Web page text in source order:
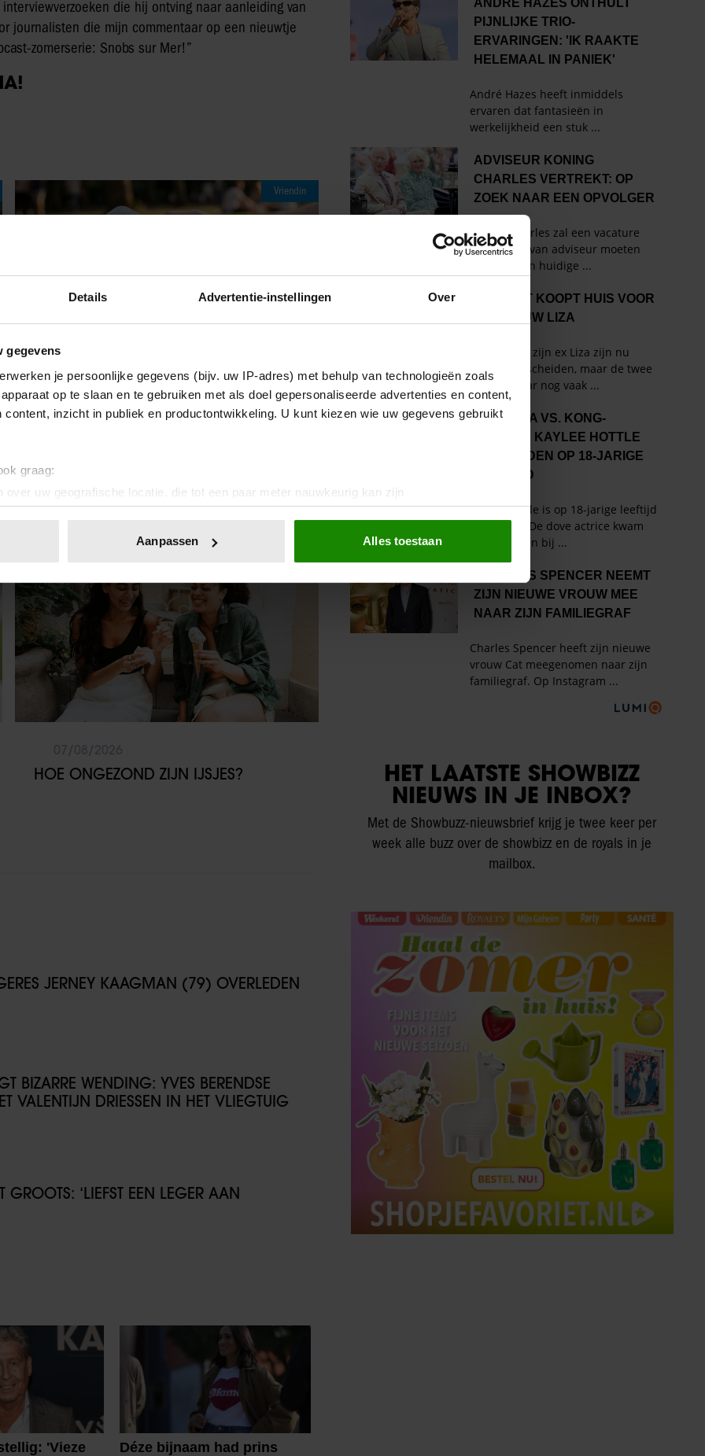
Details Advertentie-instellingen Over
gegevens
je persoonlijke gegevens (bijv. uw IP-adres) met behulp van technologieën zoals
op te slaan en te gebruiken met als doel gepersonaliseerde advertenties en content,
content, inzicht in publiek en productontwikkeling. U kunt kiezen wie uw gegevens gebruikt
graag:
over uw geografische locatie, die tot een paar meter nauwkeurig kan zijn
door het actief te scannen op specifieke eigenschappen (fingerprinting)
of intrekken in de Cookieverklaring.
en advertenties te personaliseren, om functies voor social media te bieden en om ons
Ook delen we informatie over uw gebruik van onze site met onze partners voor social
Deze partners kunnen deze gegevens combineren met andere informatie die u aan ze heeft
op basis van uw gebruik van hun services. U gaat akkoord met onze cookies als u
Aanpassen Alles toestaan
die hij ontving naar aanleiding van
journalisten die mijn commentaar op een nieuwtje
zomerserie: Snobs sur Mer!”
Vriendin
07/08/2026
BINNEN ÉÉN MINUUT IN HANDEN
HOE ONGEZOND ZIJN IJSJES?
JERNEY KAAGMAN (79) OVERLEDEN
BIZARRE WENDING: YVES BERENDSE
VALENTIJN DRIESSEN IN HET VLIEGTUIG
‘LIEFST EEN LEGER AAN
HET LAATSTE SHOWBIZZ
NIEUWS IN JE INBOX?
Met de Showbuzz-nieuwsbrief krijg je twee keer per
week alle buzz over de showbizz en de royals in je
mailbox.